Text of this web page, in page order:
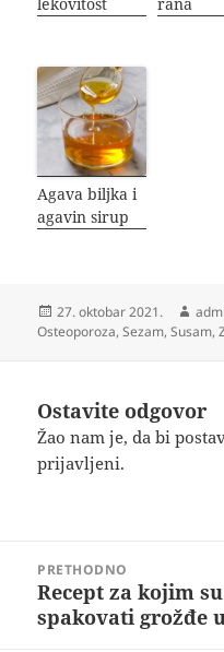
Agava biljka i
agavin sirup
Objavljeno
27. oktobar 2021.
Osteoporoza,Sezam,Susam,
Ostavite odgovor
Žao nam je, da bi
prijavljeni.
člankaPRETHODNO
Prethodni
članak:
Recept za kojim
spakovati grožđe